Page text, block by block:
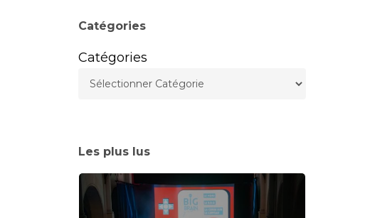
Catégories
Catégories
Les plus lus